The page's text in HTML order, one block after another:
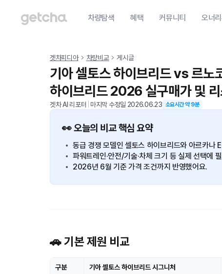
차량탐색 혜택 커뮤니티 오너
겟차피디아 차량비교 게시글
기아 셀토스 하이브리드 vs 르
하이브리드 2026 실구매가 및
겟차 AI 리포터 마지막 수정일 2026.06.23 소요시간 약9분
👀 오늘의 비교 핵심 요약
동급 경쟁 모델인 셀토스 하이브리드와 아르카나
파워트레인·안전/기술·차체 크기 등 실제 선택에
2026년 6월 기준 가격 조건까지 반영했어요.
🚗 기본 제원 비교
구분 기아 셀토스 하이브리드 시그니처